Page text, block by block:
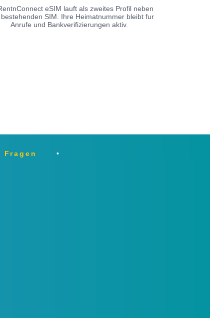
eSIM lauft als zweites Profil neben
SIM. Ihre Heimatnummer bleibt fur
Anrufe und Bankverifizierungen aktiv.